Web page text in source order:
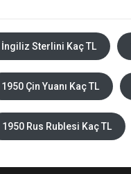
İngiliz Sterlini Kaç TL
1950 Çin Yuanı Kaç TL
1950 Rus Rublesi Kaç TL